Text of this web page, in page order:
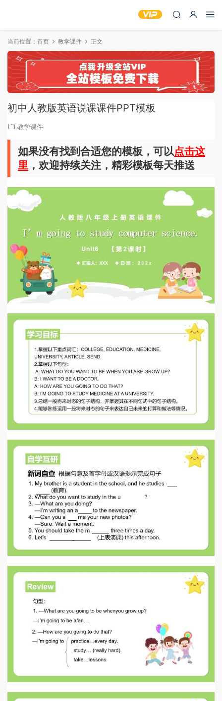
当前位置： 首页 教学课件 正文
初中人教版英语说课课件PPT模板
教学课件
如果没有找到合适您的模板，可以点击这
里 ，欢迎持续关注，精彩模板每天推送